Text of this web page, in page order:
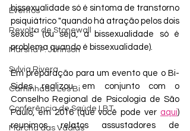
Eventos
Revolta de Stonewall
Marsha P. Johnson
Sylvia Rivera
Caminhada Les Bi
Conferência de Saúde LBT
Marcha das Vadias
bissexualidade só é sintoma de transtorno
psiquiátrico "quando há atração pelos dois
sexos" (ou seja, a bissexualidade só é
problema quando é bissexualidade).
Em preparação para um evento que o Bi-
Sides realizou em conjunto com o
Conselho Regional de Psicologia de São
Paulo, em 2016 (que você pode ver aqui)
reunimos relatos assustadores de